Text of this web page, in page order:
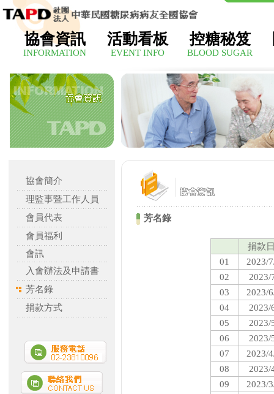
協會資訊
INFORMATION
活動看板
EVENT INFO
控糖秘笈
BLOOD SUGAR
協會簡介
理監事暨工作人員
會員代表
會員福利
會訊
入會辦法及申請書
芳名錄
捐款方式
芳名錄
捐款
01
2023/
02
2023/
03
2023/
04
2023/
05
2023/
06
2023/
07
2023/
08
2023/
09
2023/